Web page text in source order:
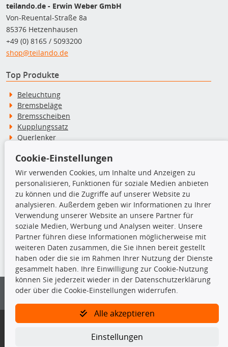
teilando.de - Erwin Weber GmbH
Von-Reuental-Straße 8a
85376 Hetzenhausen
+49 (0) 8165 / 5093200
shop@teilando.de
Top Produkte
Beleuchtung
Bremsbeläge
Bremsscheiben
Kupplungssatz
Querlenker
Stoßdämpfer
TecDoc Inside
Die hier angezeigten Daten insbesondere die gesamte Datenbank dürfen
nicht kopiert werden.
Es ist zu unterlassen, die Daten oder die gesamte Datenbank ohne
vorherige Zustimmung von TecDoc zu vervielfältigen, zu verbreiten
und/oder diese Handlungen durch Dritte ausführen zu lassen. Ein
Bitte prüfen Sie, ob das über unseren Onlineshop identifizierte Ersatzteil
Gegebenenfalls sind ergänzende Informationen notwendig, um
Cookie-Einstellungen
Wir verwenden Cookies, um Inhalte und Anzeigen zu
personalisieren, Funktionen für soziale Medien anbieten
zu können und die Zugriffe auf unserer Website zu
analysieren. Außerdem geben wir Informationen zu Ihrer
Verwendung unserer Website an unsere Partner für
soziale Medien, Werbung und Analysen weiter. Unsere
Partner führen diese Informationen möglicherweise mit
weiteren Daten zusammen, die Sie ihnen bereit gestellt
haben oder die sie im Rahmen Ihrer Nutzung der Dienste
gesammelt haben. Ihre Einwilligung zur Cookie-Nutzung
können Sie jederzeit wieder in der Datenschutzerklärung
oder über die Cookie-Einstellungen widerrufen.
Alle akzeptieren
Einstellungen